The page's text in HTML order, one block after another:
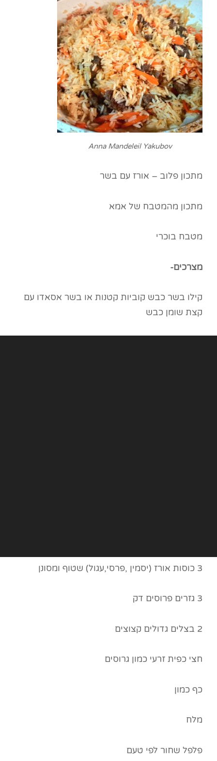
Anna Mandeleil Yakubov
מתכון פלוב – אורז עם בשר
מתכון מהמטבח של אמא
מטבח בוכרי
מצרכים-
קילו בשר כבש קוביות קטנות או בשר אסאדו עם
קצת שומן כבש
3 כוסות אורז (יסמין ,פרסי,עגול) שטוף ומסונן
3 גזרים פרוסים דק
2 בצלים גדולים קצוצים
חצי כפית זרעי כמון גרוסים
כף כמון
מלח
פלפל שחור לפי טעם